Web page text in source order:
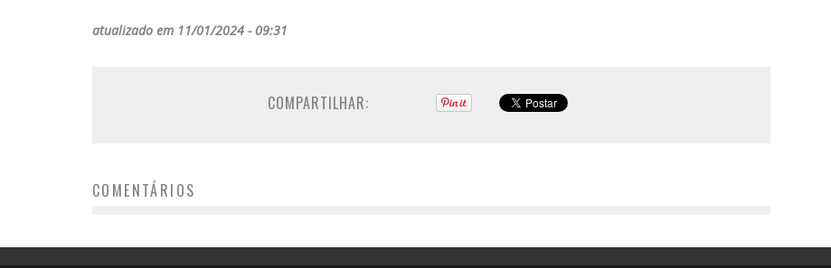
atualizado em 11/01/2024 - 09:31
COMPARTILHAR:
COMENTÁRIOS